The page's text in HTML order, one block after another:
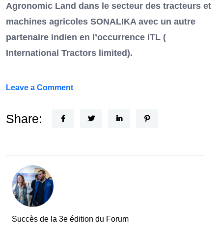
Agronomic Land dans le secteur des tracteurs et
machines agricoles SONALIKA avec un autre
partenaire indien en l’occurrence ITL (
International Tractors limited).
Leave a Commenton
Nouvel
le
Tunisie
Share:
Succès de la 3e édition du Forum